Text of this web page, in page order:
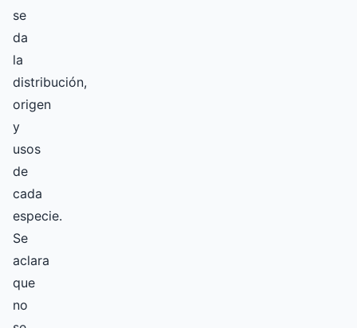
se
da
la
distribución,
origen
y
usos
de
cada
especie.
Se
aclara
que
no